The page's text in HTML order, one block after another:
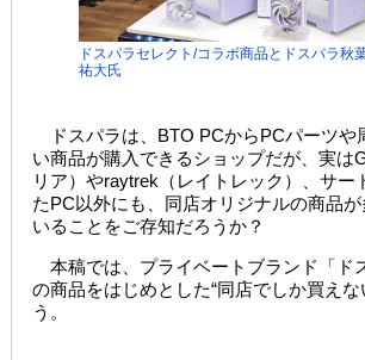
ドスパラセレクト/コラボ商品とドスパラ秋
祐大氏
ドスパラは、BTO PCからPCパーツや
い商品が購入できるショップだが、実は
リア）やraytrek（レイトレック）、サー
たPC以外にも、同店オリジナルの商品
いることをご存知だろうか？
本稿では、プライベートブランド「ド
の商品をはじめとした“同店でしか買えな
う。